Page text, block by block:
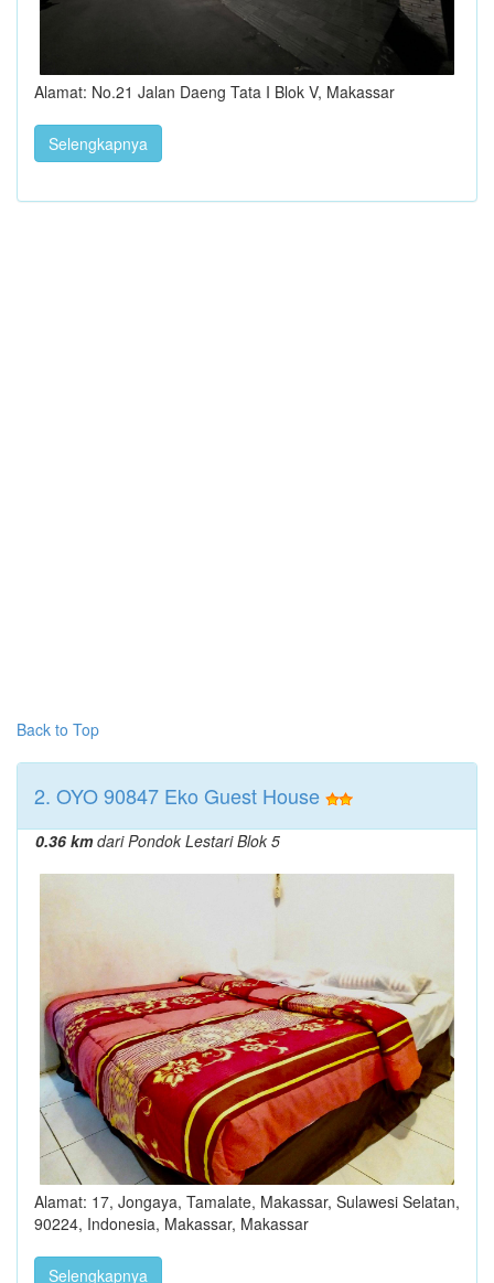
Alamat: No.21 Jalan Daeng Tata I Blok V, Makassar
Selengkapnya
Back to Top
2. OYO 90847 Eko Guest House
0.36 kmdari Pondok Lestari Blok 5
Alamat: 17, Jongaya, Tamalate, Makassar, Sulawesi Selatan,
90224, Indonesia, Makassar, Makassar
Selengkapnya